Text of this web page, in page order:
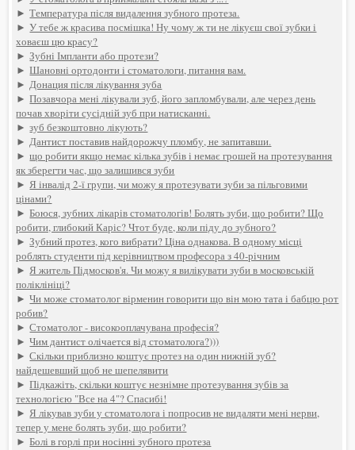
►Температура після видалення зубного протеза.
►У тебе ж красива посмішка! Ну чому ж ти не лікуєш свої зубки і
ховаєш цю красу?
►Зубні Імпланти або протези?
►Шановні ортодонти і стоматологи, питання вам.
►Донация після лікування зуба
►Позавчора мені лікували зуб, його запломбували, але через день
почав хворіти сусідній зуб при натисканні.
►зуб безкоштовно лікують?
►Дантист поставив найдорожчу пломбу, не запитавши.
►що робити якщо немає кілька зубів і немає грошей на протезування
як зберегти час, що залишився зуби
►Я інвалід 2-ї групи, чи можу я протезувати зуби за пільговими
цінами?
►Боюся, зубних лікарів стоматологів! Болять зуби, що робити? Що
робити, глибокий Каріс? Чтот буде, коли піду до зубного?
►Зубний протез, кого вибрати? Ціна однакова. В одному місці
роблять студенти під керівництвом професора з 40-річним
►Я житель Підмосков'я. Чи можу я вилікувати зуби в московській
поліклініці?
►Чи може стоматолог вірменин говорити що він мою тата і бабцю рот
робив?
►Стоматолог - високооплачувана професія?
►Чим дантист олічается від стоматолога?)))
►Скільки приблизно коштує протез на один нижній зуб?
найдешевший щоб не шепелявити
►Підкажіть, скільки коштує незнімне протезування зубів за
технологією "Все на 4"? Спасибі!
►Я лікував зуби у стоматолога і попросив не видаляти мені нерви,
тепер у мене болять зуби, що робити?
►Болі в горлі при носінні зубного протеза